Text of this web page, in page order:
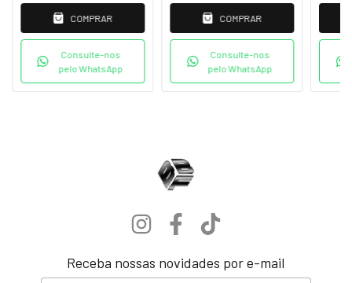
COMPRAR
Consulte-nos
pelo WhatsApp
COMPRAR
Consulte-nos
pelo WhatsApp
Receba nossas novidades por e-mail